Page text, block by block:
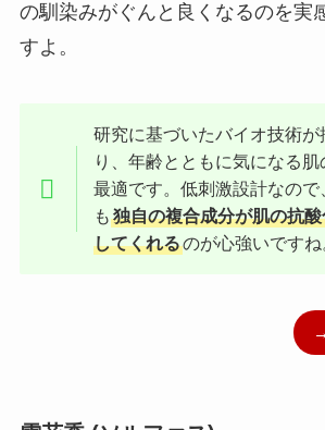
の馴染みがぐんと良くなるのを実
すよ。
研究に基づいたバイオ技術が
り、年齢とともに気になる
最適です。低刺激設計なの
も独自の複合成分が肌の抗
してくれるのが心強いですね